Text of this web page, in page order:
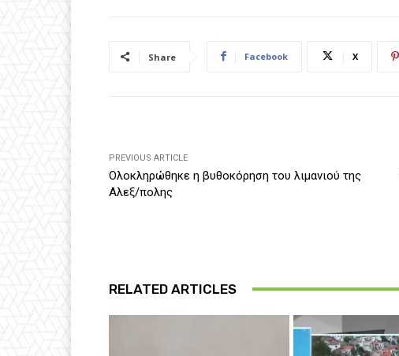
Share Facebook X
PREVIOUS ARTICLE
Ολοκληρώθηκε η βυθοκόρηση του λιμανιού της
Αλεξ/πολης
RELATED ARTICLES